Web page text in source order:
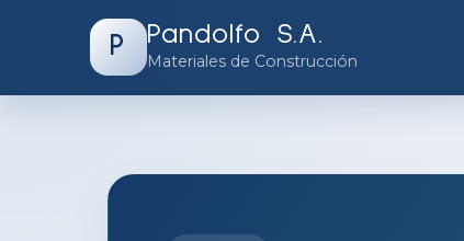
P Pandolfo S.A.
Materiales de Construcción